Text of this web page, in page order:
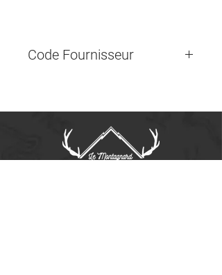
Code Fournisseur